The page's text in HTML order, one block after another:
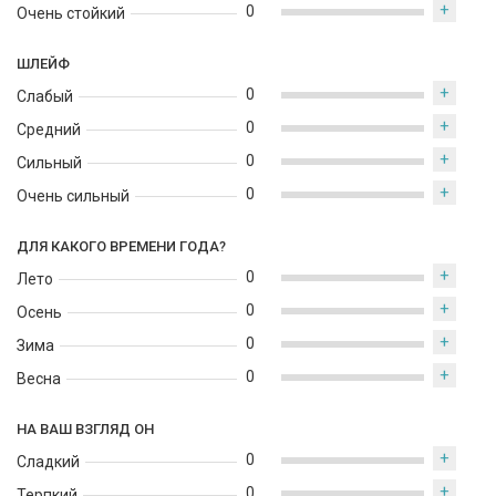
и чувственный след.
Очень стойкий
0 +
ШЛЕЙФ
Слабый
Средний
Сильный
Очень сильный
0 +
0 +
0 +
0 +
ДЛЯ КАКОГО ВРЕМЕНИ ГОДА?
Лето
Осень
Зима
Весна
0 +
0 +
0 +
0 +
НА ВАШ ВЗГЛЯД ОН
Сладкий
0 +
+